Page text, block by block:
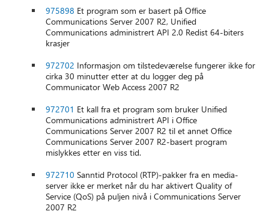
975898 Et program som er basert på Office
Communications Server 2007 R2, Unified
Communications administrert API 2.0 Redist 64-biters
krasjer
972702 Informasjon om tilstedeværelse fungerer ikke for
cirka 30 minutter etter at du logger deg på
Communicator Web Access 2007 R2
972701 Et kall fra et program som bruker Unified
Communications administrert API i Office
Communications Server 2007 R2 til et annet Office
Communications Server 2007 R2-basert program
mislykkes etter en viss tid.
972710 Sanntid Protocol (RTP)-pakker fra en media-
server ikke er merket når du har aktivert Quality of
Service (QoS) på puljen nivå i Communications Server
2007 R2